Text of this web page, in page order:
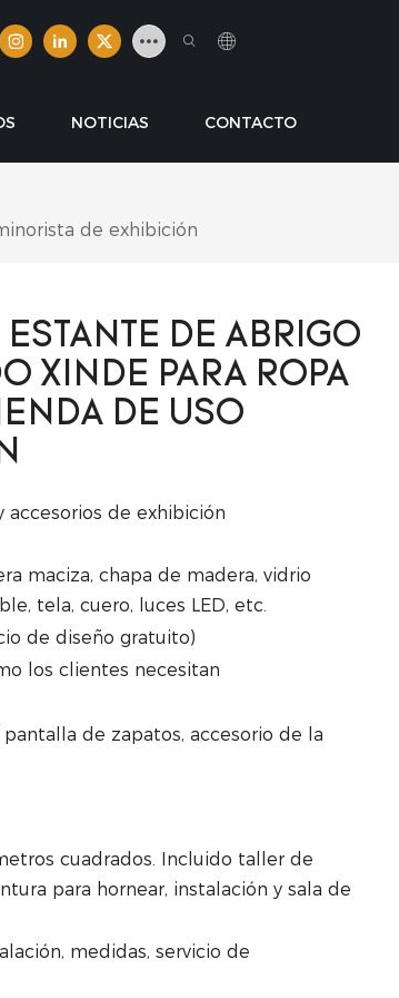
NOTICIAS CONTACTO
de exhibición
DE ABRIGO
XINDE PARA ROPA
DE USO
de exhibición
maciza, chapa de madera, vidrio
tela, cuero, luces LED, etc.
de diseño gratuito)
los clientes necesitan
de zapatos, accesorio de la
cuadrados. Incluido taller de
para hornear, instalación y sala de
medidas, servicio de